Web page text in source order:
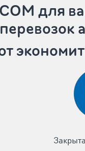
для